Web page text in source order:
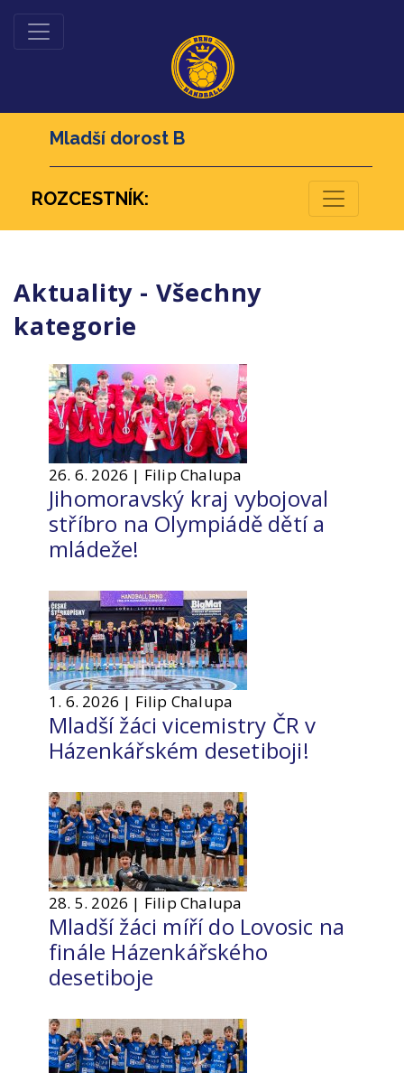
Mladší dorost B
ROZCESTNÍK:
Aktuality - Všechny
kategorie
26. 6. 2026 | Filip Chalupa
Jihomoravský kraj vybojoval
stříbro na Olympiádě dětí a
mládeže!
1. 6. 2026 | Filip Chalupa
Mladší žáci vicemistry ČR v
Házenkářském desetiboji!
28. 5. 2026 | Filip Chalupa
Mladší žáci míří do Lovosic na
finále Házenkářského
desetiboje